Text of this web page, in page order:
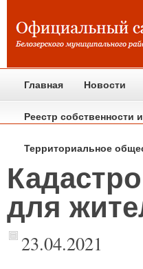
Главная Новости
Реестр собственности
Территориальное
для
23.04.2021